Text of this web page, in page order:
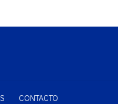
CONTACTO